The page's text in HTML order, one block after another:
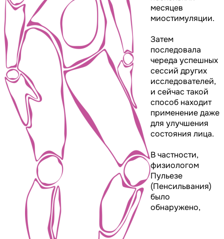
месяцев
миостимуляции.
Затем
последовала
череда успешных
сессий других
исследователей,
и сейчас такой
способ находит
применение даже
для улучшения
состояния лица.
В частности,
физиологом
Пульезе
(Пенсильвания)
было
обнаружено,